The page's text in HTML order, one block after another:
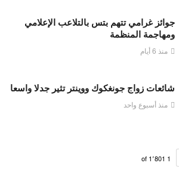
جوائز غرامي تتهم بتس بالتلاعب الإعلامي
ومهاجمة المنظمة
منذ 6 أيام
شائعات زواج جونغكوك ووينتر تثير جدلا واسعا
منذ أسبوع واحد
1 1٬801